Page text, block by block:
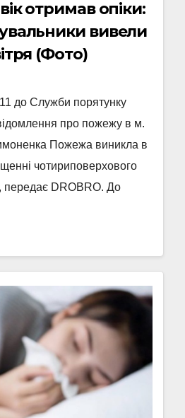
отримав опіки:
вивели
(Фото)
до Служби порятунку
про пожежу в м.
Пожежа виникла в
чотириповерхового
передає DROBRO. До